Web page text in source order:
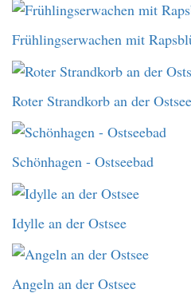
Frühlingserwachen mit
Roter Strandkorb an der Ostsee
Schönhagen - Ostseebad
Idylle an der Ostsee
Angeln an der Ostsee